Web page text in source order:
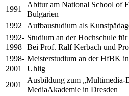
1991
Abitur am National School of
Bulgarien
1992
Aufbaustudium als
1992-
1998
Studium an der Hochschule
Bei Prof. Ralf Kerbach und
1998-
2001
Meisterstudium an der HfBK
Uhlig
2001
Ausbildung zum „Multimedia-
MediaAkademie in Dresden